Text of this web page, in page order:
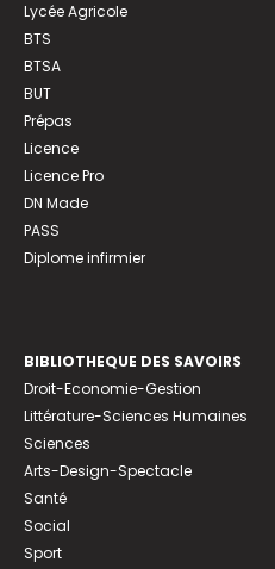
Lycée Agricole
BTS
BTSA
BUT
Prépas
Licence
Licence Pro
DN Made
PASS
Diplome infirmier
BIBLIOTHEQUE DES SAVOIRS
Droit-Economie-Gestion
Littérature-Sciences Humaines
Sciences
Arts-Design-Spectacle
Santé
Social
Sport